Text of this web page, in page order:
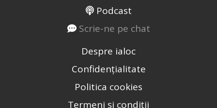
Podcast
Scrie-ne pe chat
Despre ialoc
Confidențialitate
Politica cookies
Termeni și condiții